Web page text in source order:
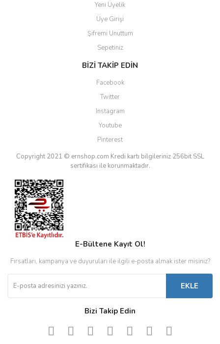
Yeni Üyelik
Üye Girişi
Şifremi Unuttum
Sepetiniz
BİZİ TAKİP EDİN
Facebook
Twitter
Instagram
Youtube
Pinterest
Copyright 2021 © ernshop.com Kredi kartı bilgileriniz 256bit SSL
sertifikası ile korunmaktadır.
E-Bültene Kayıt Ol!
Fırsatları, kampanya ve duyuruları ile ilgili e-posta almak ister misiniz?
EKLE
Bizi Takip Edin